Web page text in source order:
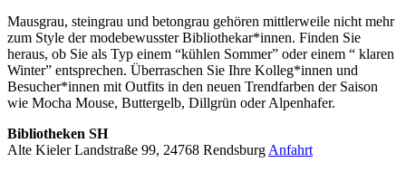
Mausgrau, steingrau und betongrau gehören mittlerweile nicht mehr
zum Style der modebewusster Bibliothekar*innen. Finden Sie
heraus, ob Sie als Typ einem “kühlen Sommer” oder einem “ klaren
Winter” entsprechen. Überraschen Sie Ihre Kolleg*innen und
Besucher*innen mit Outfits in den neuen Trendfarben der Saison
wie Mocha Mouse, Buttergelb, Dillgrün oder Alpenhafer.
Bibliotheken SH
Alte Kieler Landstraße 99, 24768 Rendsburg Anfahrt